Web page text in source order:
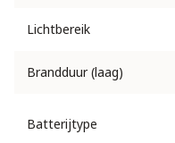
Lichtbereik
Brandduur (laag)
Batterijtype